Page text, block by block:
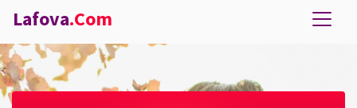
Lafova.Com